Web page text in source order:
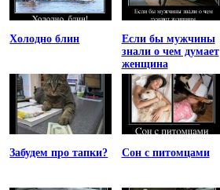
Холодно блин
Если бы мужчины
знали о чем думает
женщина
Забудем про тапки? Сон с питомцами